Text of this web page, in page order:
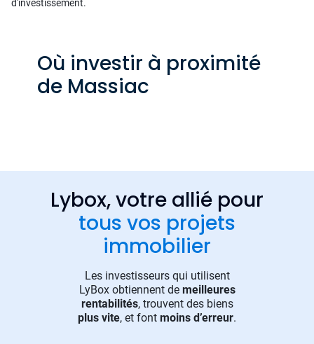
d'investissement.
Où investir à proximité
de Massiac
Lybox, votre allié pour
tous vos projets
immobilier
Les investisseurs qui utilisent
LyBox obtiennent de meilleures
rentabilités, trouvent des biens
plus vite, et font moins d’erreur.